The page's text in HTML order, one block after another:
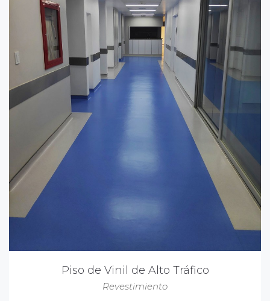
Piso de Vinil de Alto Tráfico
Revestimiento